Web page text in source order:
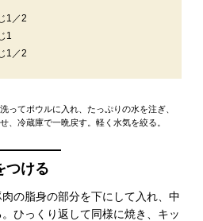
1／2
1
1／2
てボウルに入れ、たっぷりの水を注ぎ、
、冷蔵庫で一晩戻す。軽く水気を絞る。
つける
の脂身の部分を下にして入れ、中
ひっくり返して同様に焼き、キッ